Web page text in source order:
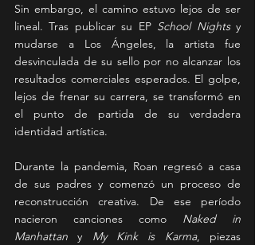
Sin embargo, el camino estuvo lejos de ser
lineal. Tras publicar su EP School Nights y
mudarse a Los Ángeles, la artista fue
desvinculada de su sello por no alcanzar los
resultados comerciales esperados. El golpe,
lejos de frenar su carrera, se transformó en
el punto de partida de su verdadera
identidad artística.
Durante la pandemia, Roan regresó a casa
de sus padres y comenzó un proceso de
reconstrucción creativa. De ese período
nacieron canciones como Naked in
Manhattan y My Kink is Karma, piezas